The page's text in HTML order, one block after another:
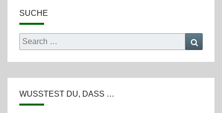
SUCHE
Search
for:
WUSSTEST DU, DASS …